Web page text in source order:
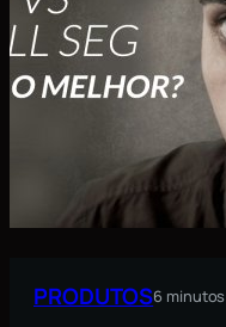
PRODUTOS6 minutos